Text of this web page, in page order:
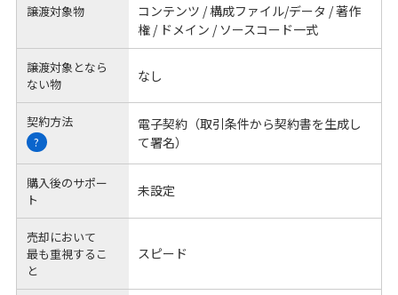
譲渡対象物
コンテンツ / 構成ファイル/データ / 著作
権 / ドメイン / ソースコード一式
譲渡対象となら
ない物
なし
契約方法
?
電子契約（取引条件から契約書を生成し
て署名）
購入後のサポー
ト
未設定
売却において
最も重視するこ
と
スピード